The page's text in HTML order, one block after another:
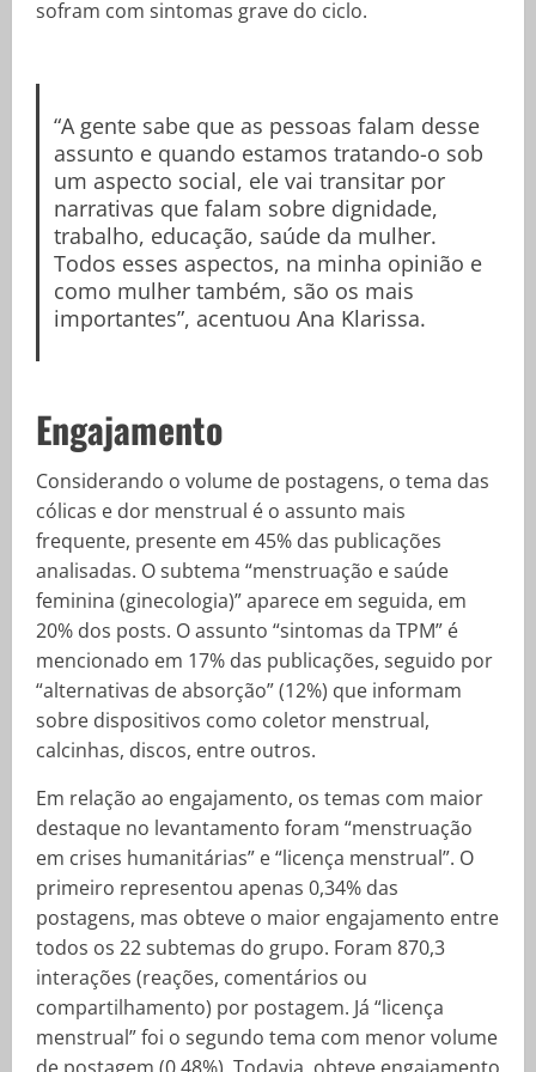
sofram com sintomas grave do ciclo.
“A gente sabe que as pessoas falam desse
assunto e quando estamos tratando-o sob
um aspecto social, ele vai transitar por
narrativas que falam sobre dignidade,
trabalho, educação, saúde da mulher.
Todos esses aspectos, na minha opinião e
como mulher também, são os mais
importantes”, acentuou Ana Klarissa.
Engajamento
Considerando o volume de postagens, o tema das
cólicas e dor menstrual é o assunto mais
frequente, presente em 45% das publicações
analisadas. O subtema “menstruação e saúde
feminina (ginecologia)” aparece em seguida, em
20% dos posts. O assunto “sintomas da TPM” é
mencionado em 17% das publicações, seguido por
“alternativas de absorção” (12%) que informam
sobre dispositivos como coletor menstrual,
calcinhas, discos, entre outros.
Em relação ao engajamento, os temas com maior
destaque no levantamento foram “menstruação
em crises humanitárias” e “licença menstrual”. O
primeiro representou apenas 0,34% das
postagens, mas obteve o maior engajamento entre
todos os 22 subtemas do grupo. Foram 870,3
interações (reações, comentários ou
compartilhamento) por postagem. Já “licença
menstrual” foi o segundo tema com menor volume